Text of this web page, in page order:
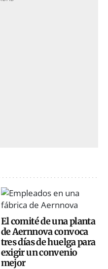
El comité de una planta
de Aernnova convoca
tres días de huelga para
exigir un convenio
mejor